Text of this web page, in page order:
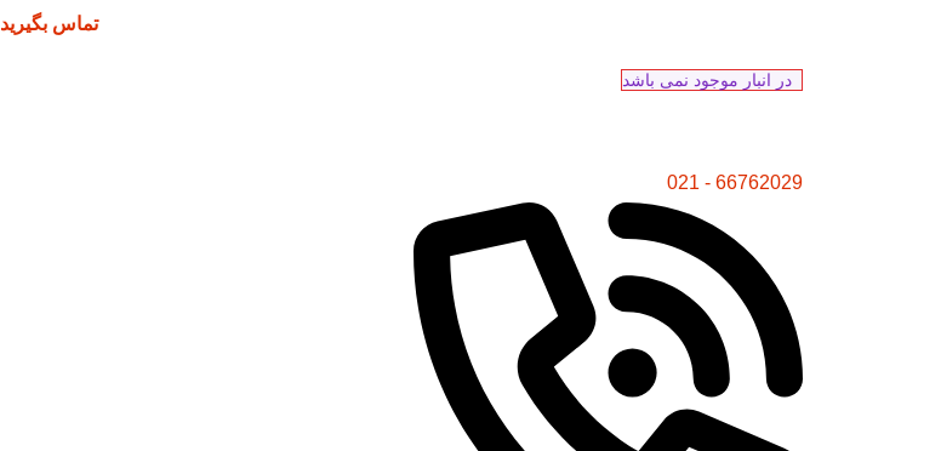
تماس بگیرید
در انبار موجود نمی باشد
66762029 - 021